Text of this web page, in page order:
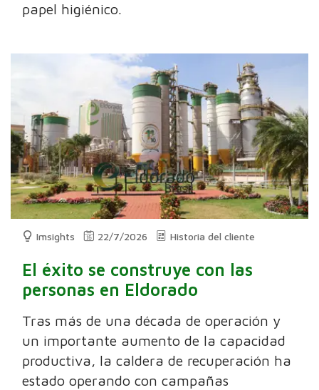
papel higiénico.
Imsights 22/7/2026 Historia del cliente
El éxito se construye con las
personas en Eldorado
Tras más de una década de operación y
un importante aumento de la capacidad
productiva, la caldera de recuperación ha
estado operando con campañas